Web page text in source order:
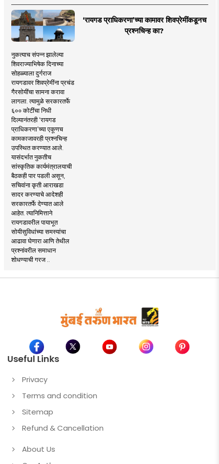
‘रायगड प्राधिकरणा’च्या कामावर शिवप्रेमींकडूनच
प्रश्नचिन्ह का?
नुकत्याच संपन्न झालेल्या
शिवराज्याभिषेक दिनाच्या
सोहळ्याला दुर्गराज
रायगडावर शिवप्रेमींना प्रचंड
गैरसोयींचा सामना करावा
लागला. त्यामुळे सरकारतर्फे
६०० कोटींचा निधी
दिल्यानंतरही ‘रायगड
प्राधिकरणा’च्या एकूणच
कामकाजावरही प्रश्नचिन्ह
उपस्थित करण्यात आले.
यासंदर्भात नुकतीच
सांस्कृतिक कार्यमंत्रालयाची
बैठकही पार पडली असून,
सचिवांना कृती आराखडा
सादर करण्याचे आदेशही
सरकारतर्फे देण्यात आले
आहेत. त्यानिमित्ताने
रायगडावरील पायाभूत
सोयीसुविधांच्या समस्यांचा
आढावा घेणारा आणि तेथील
प्रश्नांवरील समाधान
शोधण्याची गरज ..
Useful Links
Privacy
Terms and condition
Sitemap
Refund & Cancellation
About Us